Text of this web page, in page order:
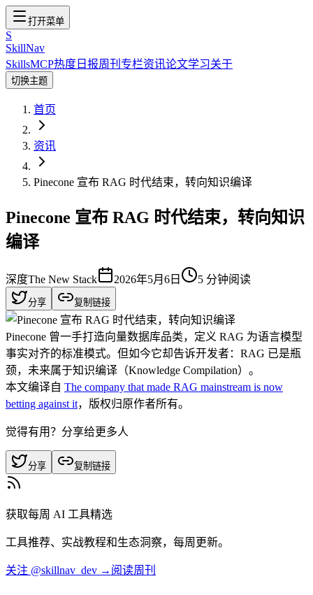
打开菜单
S
SkillNav
SkillsMCP热度 日报周刊 专栏资讯论文学习关于
切换主题
首页
资讯
Pinecone 宣布 RAG 时代结束，转向知识编译
Pinecone 宣布 RAG 时代结束，转向知识
编译
深度The New Stack 2026年5月6日 5 分钟阅读
分享 复制链接
Pinecone 曾一手打造向量数据库品类，定义 RAG 为语言模型
事实对齐的标准模式。但如今它却告诉开发者：RAG 已是瓶
颈，未来属于知识编译（Knowledge Compilation）。
本文编译自 The company that made RAG mainstream is now
betting against it，版权归原作者所有。
觉得有用？分享给更多人
分享 复制链接
获取每周 AI 工具精选
工具推荐、实战教程和生态洞察，每周更新。
关注 @skillnav_dev → 阅读周刊